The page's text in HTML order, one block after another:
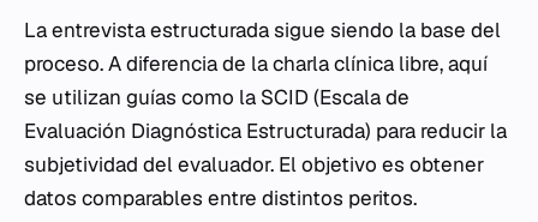
La entrevista estructurada sigue siendo la base del
proceso. A diferencia de la charla clínica libre, aquí
se utilizan guías como la SCID (Escala de
Evaluación Diagnóstica Estructurada) para reducir la
subjetividad del evaluador. El objetivo es obtener
datos comparables entre distintos peritos.